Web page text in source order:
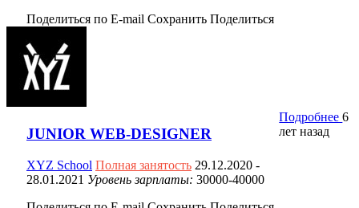
Поделиться по E-mail Сохранить Поделиться
JUNIOR WEB-DESIGNER
XYZ School Полная занятость 29.12.2020 -
28.01.2021 Уровень зарплаты: 30000-40000
Подробнее6
лет назад